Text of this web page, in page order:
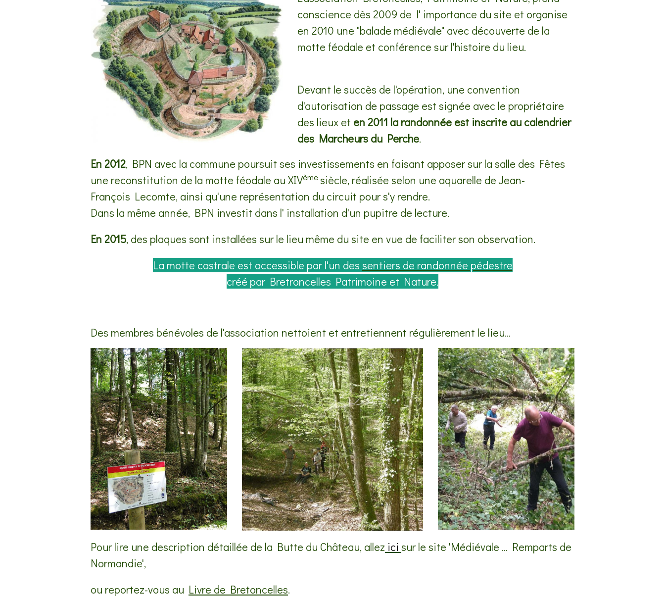
conscience dès 2009 de l' importance du site et organise
en 2010 une "balade médiévale" avec découverte de la
motte féodale et conférence sur l'histoire du lieu.
Devant le succès de l'opération, une convention
d'autorisation de passage est signée avec le propriétaire
des lieux et en 2011 la randonnée est inscrite au calendrier
des Marcheurs du Perche.
En 2012, BPN avec la commune poursuit ses investissements en faisant apposer sur la salle des Fêtes
une reconstitution de la motte féodale au XIVèmesiècle, réalisée selon une aquarelle de Jean-
François Lecomte, ainsi qu'une représentation du circuit pour s'y rendre.
Dans la même année, BPN investit dans l' installation d'un pupitre de lecture.
En 2015, des plaques sont installées sur le lieu même du site en vue de faciliter son observation.
La motte castrale est accessible par l'un des sentiers de randonnée pédestre
créé par Bretroncelles Patrimoine et Nature.
Des membres bénévoles de l'association nettoient et entretiennent régulièrement le lieu...
Pour lire une description détaillée de la Butte du Château, allez ici sur le site 'Médiévale ... Remparts de
Normandie',
ou reportez-vous au Livre de Bretoncelles.